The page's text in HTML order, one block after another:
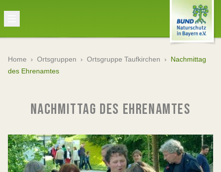
Home › Ortsgruppen › Ortsgruppe Taufkirchen › Nachmittag
des Ehrenamtes
NACHMITTAG DES EHRENAMTES